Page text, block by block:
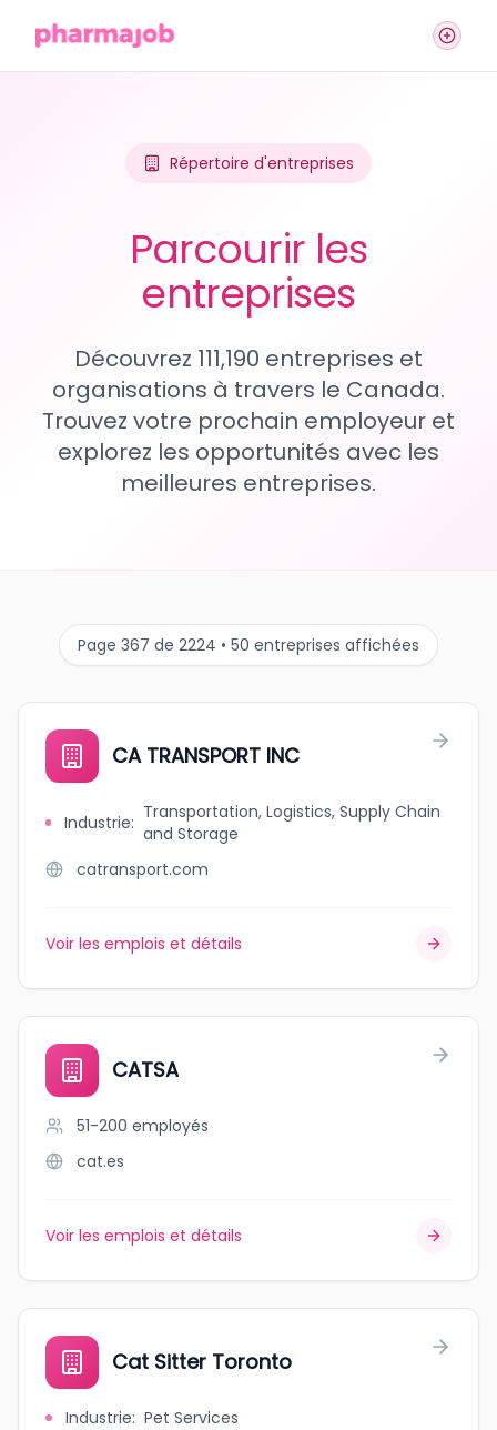
Répertoire d'entreprises
Parcourir les
entreprises
Découvrez 111,190 entreprises et
organisations à travers le Canada.
Trouvez votre prochain employeur et
explorez les opportunités avec les
meilleures entreprises.
Page 367 de 2224 • 50 entreprises affichées
CA TRANSPORT INC
Industrie: Transportation, Logistics, Supply Chain
and Storage
catransport.com
Voir les emplois et détails
CATSA
51-200 employés
cat.es
Voir les emplois et détails
Cat Sitter Toronto
Industrie: Pet Services